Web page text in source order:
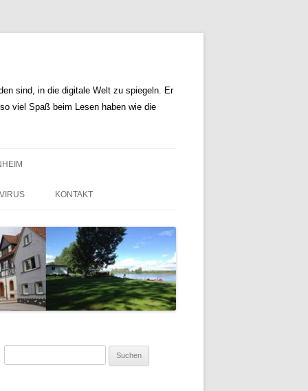
sind, in die digitale Welt zu spiegeln. Er
viel Spaß beim Lesen haben wie die
KONTAKT